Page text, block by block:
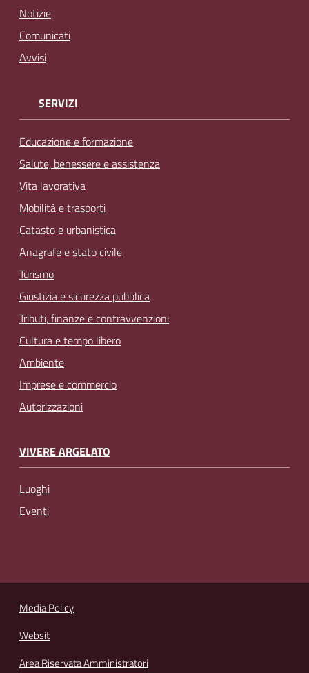
Notizie
Comunicati
Avvisi
SERVIZI
Educazione e formazione
Salute, benessere e assistenza
Vita lavorativa
Mobilità e trasporti
Catasto e urbanistica
Anagrafe e stato civile
Turismo
Giustizia e sicurezza pubblica
Tributi, finanze e contravvenzioni
Cultura e tempo libero
Ambiente
Imprese e commercio
Autorizzazioni
VIVERE ARGELATO
Luoghi
Eventi
Media Policy
Websit
Area Riservata Amministratori